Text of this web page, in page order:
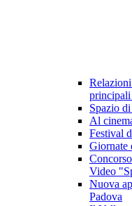
principali
Spazio
Al
Festival
Giornate
Video
Nuova
Padova